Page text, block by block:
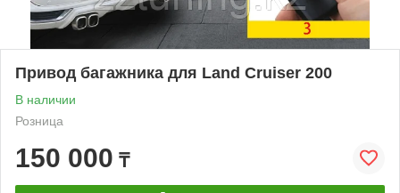
Привод багажника для Land Cruiser 200
В наличии
Розница
150 000 ₸